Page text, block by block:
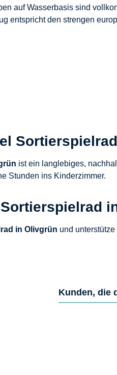
auf Wasserbasis sind
entspricht den strengen
ist ein langlebiges,
Stunden ins Kinderzimmer.
in Olivgrün und
Kunden, die